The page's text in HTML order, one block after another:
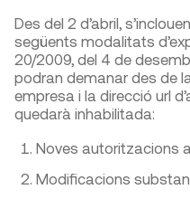
Des del 2 d’abril,
següents modalitats
20/2009, del 4 de
podran demanar des de
empresa i la direcció url
quedarà inhabilitada:
Noves autoritzacions
Modificacions